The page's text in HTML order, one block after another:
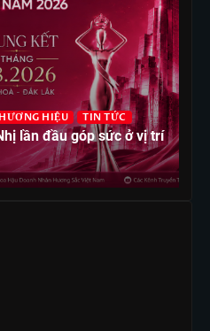
HIỆU TIN TỨC
lần đầu góp sức ở vị trí